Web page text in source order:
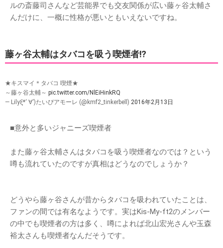
ルの斎藤司さんなど芸能界でも交友関係が広い藤ヶ谷太輔さ
んだけに、一概に性格が悪いともいえないですね。
藤ヶ谷太輔はタバコを吸う喫煙者⁉︎
★キスマイ＊タバコ 喫煙★
～藤ヶ谷太輔～ pic.twitter.com/NlEiHinkRQ
— Lilyξ*‘ ∀‘)たいぴアモーレ (@kmf2_tinkerbell) 2016年2月13日
■意外と多いジャニーズ喫煙者
また藤ヶ谷太輔さんはタバコを吸う喫煙者なのでは？という
噂も流れていたのですが真相はどうなのでしょうか？
どうやら藤ヶ谷さんが昔からタバコを吸われていたことは、
ファンの間では有名なようです。実はKis-My-ft2のメンバー
の中でも喫煙者の方は多く、噂によれば北山宏光さんや玉森
裕太さんも喫煙者なんだそうです。